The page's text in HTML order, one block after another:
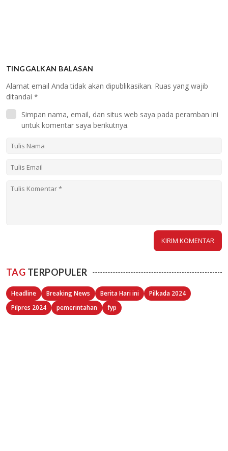
TINGGALKAN BALASAN
Alamat email Anda tidak akan dipublikasikan. Ruas yang wajib
ditandai *
Simpan nama, email, dan situs web saya pada peramban ini
untuk komentar saya berikutnya.
TAG TERPOPULER
Headline Breaking News Berita Hari ini
Pilkada 2024
Pilpres 2024
pemerintahan fyp